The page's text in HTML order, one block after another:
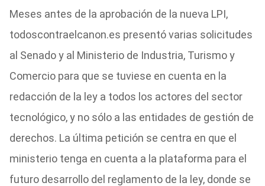
Meses antes de la aprobación de la nueva LPI,
todoscontraelcanon.es presentó varias solicitudes
al Senado y al Ministerio de Industria, Turismo y
Comercio para que se tuviese en cuenta en la
redacción de la ley a todos los actores del sector
tecnológico, y no sólo a las entidades de gestión de
derechos. La última petición se centra en que el
ministerio tenga en cuenta a la plataforma para el
futuro desarrollo del reglamento de la ley, donde se